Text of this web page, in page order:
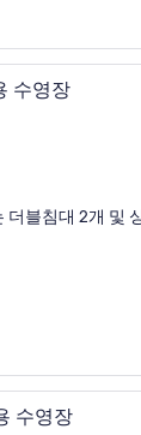
빌
수영장
더블침대 2개 및
빌
수영장